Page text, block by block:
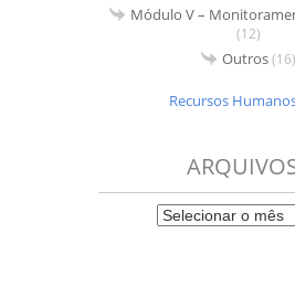
Módulo V –
(12)
Outros(16)
Recursos